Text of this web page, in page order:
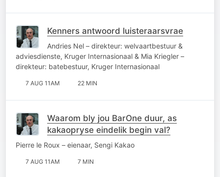
Kenners antwoord luisteraarsvrae
Andries Nel – direkteur: welvaartbestuur &
adviesdienste, Kruger Internasionaal & Mia Kriegler –
direkteur: batebestuur, Kruger Internasionaal
7 AUG 11AM 22 MIN
Waarom bly jou BarOne duur, as
kakaopryse eindelik begin val?
Pierre le Roux – eienaar, Sengi Kakao
7 AUG 11AM 7 MIN